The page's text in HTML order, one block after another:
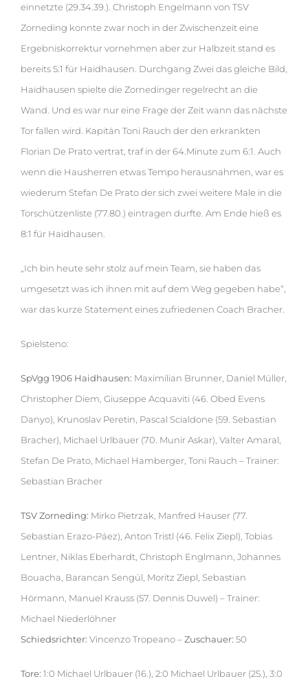
einnetzte (29.34.39.). Christoph Engelmann von TSV
Zorneding konnte zwar noch in der Zwischenzeit eine
Ergebniskorrektur vornehmen aber zur Halbzeit stand es
bereits 5:1 für Haidhausen. Durchgang Zwei das gleiche Bild,
Haidhausen spielte die Zornedinger regelrecht an die
Wand. Und es war nur eine Frage der Zeit wann das nächste
Tor fallen wird. Kapitän Toni Rauch der den erkrankten
Florian De Prato vertrat, traf in der 64.Minute zum 6:1. Auch
wenn die Hausherren etwas Tempo herausnahmen, war es
wiederum Stefan De Prato der sich zwei weitere Male in die
Torschützenliste (77.80.) eintragen durfte. Am Ende hieß es
8:1 für Haidhausen.
„Ich bin heute sehr stolz auf mein Team, sie haben das
umgesetzt was ich ihnen mit auf dem Weg gegeben habe“,
war das kurze Statement eines zufriedenen Coach Bracher.
Spielsteno:
SpVgg 1906 Haidhausen: Maximilian Brunner, Daniel Müller,
Christopher Diem, Giuseppe Acquaviti (46. Obed Evens
Danyo), Krunoslav Peretin, Pascal Scialdone (59. Sebastian
Bracher), Michael Urlbauer (70. Munir Askar), Valter Amaral,
Stefan De Prato, Michael Hamberger, Toni Rauch – Trainer:
Sebastian Bracher
TSV Zorneding: Mirko Pietrzak, Manfred Hauser (77.
Sebastian Erazo-Páez), Anton Tristl (46. Felix Ziepl), Tobias
Lentner, Niklas Eberhardt, Christoph Englmann, Johannes
Bouacha, Barancan Sengül, Moritz Ziepl, Sebastian
Hörmann, Manuel Krauss (57. Dennis Duwel) – Trainer:
Michael Niederlöhner
Schiedsrichter: Vincenzo Tropeano –Zuschauer: 50
Tore: 1:0 Michael Urlbauer (16.), 2:0 Michael Urlbauer (25.), 3:0